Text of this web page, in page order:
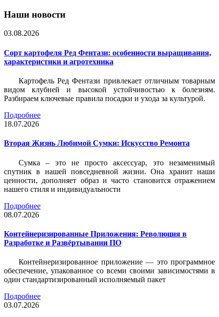
Наши новости
03.08.2026
Сорт картофеля Ред Фентази: особенности выращивания,
характеристики и агротехника
Картофель Ред Фентази привлекает отличным товарным
видом клубней и высокой устойчивостью к болезням.
Разбираем ключевые правила посадки и ухода за культурой.
Подробнее
18.07.2026
Вторая Жизнь Любимой Сумки: Искусство Ремонта
Сумка – это не просто аксессуар, это незаменимый
спутник в нашей повседневной жизни. Она хранит наши
ценности, дополняет образ и часто становится отражением
нашего стиля и индивидуальности
Подробнее
08.07.2026
Контейнеризированные Приложения: Революция в
Разработке и Развёртывании ПО
Контейнеризированное приложение — это программное
обеспечение, упакованное со всеми своими зависимостями в
один стандартизированный исполняемый пакет
Подробнее
03.07.2026